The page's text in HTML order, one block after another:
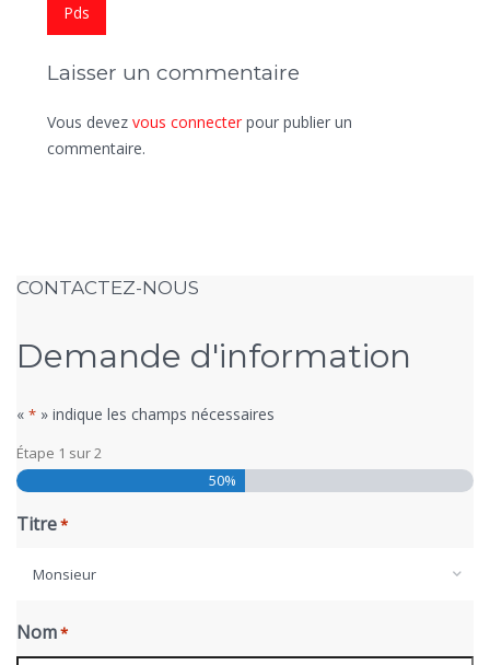
Pds
Laisser un commentaire
Vous devez vous connecter pour publier un
commentaire.
CONTACTEZ-NOUS
Demande d'information
« * » indique les champs nécessaires
Étape 1 sur2
50%
Titre*
Monsieur
Nom*